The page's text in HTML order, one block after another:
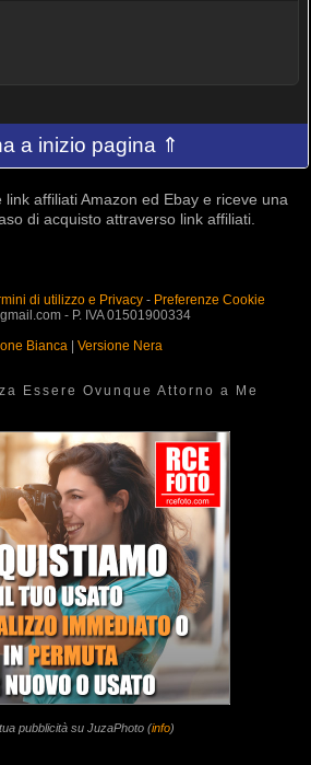
a inizio pagina ⇑
affiliati Amazon ed Ebay e riceve una
di acquisto attraverso link affiliati.
di utilizzo e Privacy- Preferenze Cookie
- P. IVA 01501900334
Bianca | Versione Nera
Essere Ovunque Attorno a Me
pubblicità su JuzaPhoto (info)